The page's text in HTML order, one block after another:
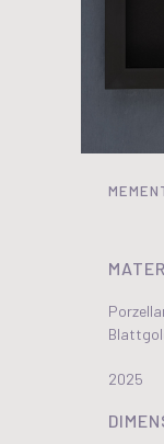
2025